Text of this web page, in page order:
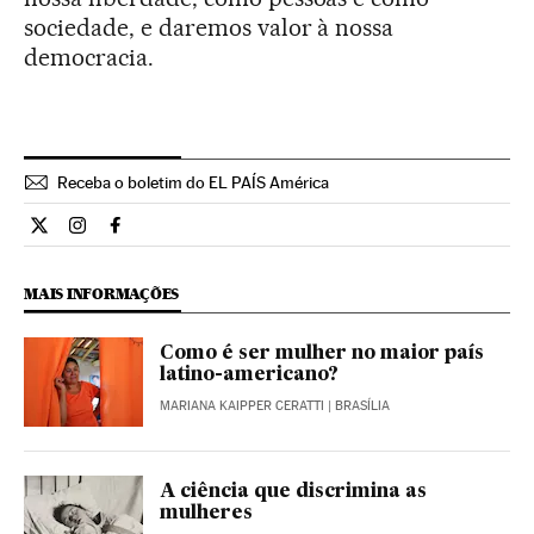
sociedade, e daremos valor à nossa
democracia.
Receba o boletim do EL PAÍS América
Opiniao El País Brasil en Twitter
Opiniao El País Brasil en Instagram
Opiniao El País Brasil en Facebook
MAIS INFORMAÇÕES
Como é ser mulher no maior país
latino-americano?
MARIANA KAIPPER CERATTI | BRASÍLIA
A ciência que discrimina as
mulheres